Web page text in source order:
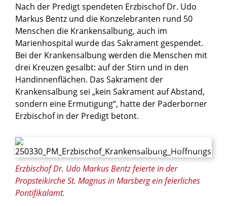
© Maria Aßhauer / Erzbistum Paderborn
Erzbischof Dr. Udo Markus Bentz feierte in der
Propsteikirche St. Magnus in Marsberg ein feierliches
Pontifikalamt.
Nach der Predigt spendeten Erzbischof Dr. Udo
Markus Bentz und die Konzelebranten rund 50
Menschen die Krankensalbung, auch im
Marienhospital wurde das Sakrament gespendet.
Bei der Krankensalbung werden die Menschen mit
drei Kreuzen gesalbt: auf der Stirn und in den
Handinnenflächen. Das Sakrament der
Krankensalbung sei „kein Sakrament auf Abstand,
sondern eine Ermutigung“, hatte der Paderborner
Erzbischof in der Predigt betont.